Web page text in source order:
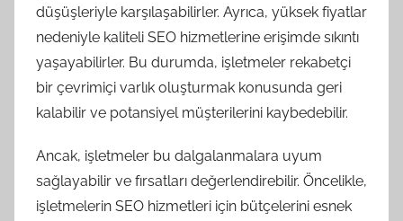
düşüşleriyle karşılaşabilirler. Ayrıca, yüksek fiyatlar
nedeniyle kaliteli SEO hizmetlerine erişimde sıkıntı
yaşayabilirler. Bu durumda, işletmeler rekabetçi
bir çevrimiçi varlık oluşturmak konusunda geri
kalabilir ve potansiyel müşterilerini kaybedebilir.
Ancak, işletmeler bu dalgalanmalara uyum
sağlayabilir ve fırsatları değerlendirebilir. Öncelikle,
işletmelerin SEO hizmetleri için bütçelerini esnek